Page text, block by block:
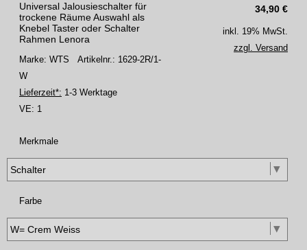
34,90 €
Universal Jalousieschalter für
trockene Räume Auswahl als
Knebel Taster oder Schalter
Rahmen Lenora
Marke: WTS Artikelnr.: 1629-2R/1-
W
Lieferzeit*: 1-3 Werktage
VE: 1
inkl. 19% MwSt.
zzgl. Versand
Merkmale
Farbe